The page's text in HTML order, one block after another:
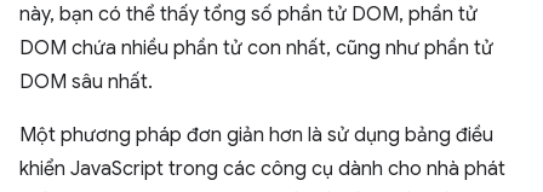
này, bạn có thể thấy tổng số phần tử DOM, phần tử
DOM chứa nhiều phần tử con nhất, cũng như phần tử
DOM sâu nhất.
Một phương pháp đơn giản hơn là sử dụng bảng điều
khiển JavaScript trong các công cụ dành cho nhà phát